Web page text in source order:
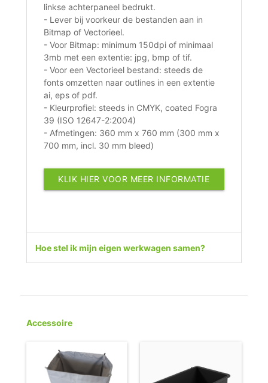
linkse achterpaneel bedrukt.
- Lever bij voorkeur de bestanden aan in
Bitmap of Vectorieel.
- Voor Bitmap: minimum 150dpi of minimaal
3mb met een extentie: jpg, bmp of tif.
- Voor een Vectorieel bestand: steeds de
fonts omzetten naar outlines in een extentie
ai, eps of pdf.
- Kleurprofiel: steeds in CMYK, coated Fogra
39 (ISO 12647-2:2004)
- Afmetingen: 360 mm x 760 mm (300 mm x
700 mm, incl. 30 mm bleed)
KLIK HIER VOOR MEER INFORMATIE
Hoe stel ik mijn eigen werkwagen samen?
Accessoire